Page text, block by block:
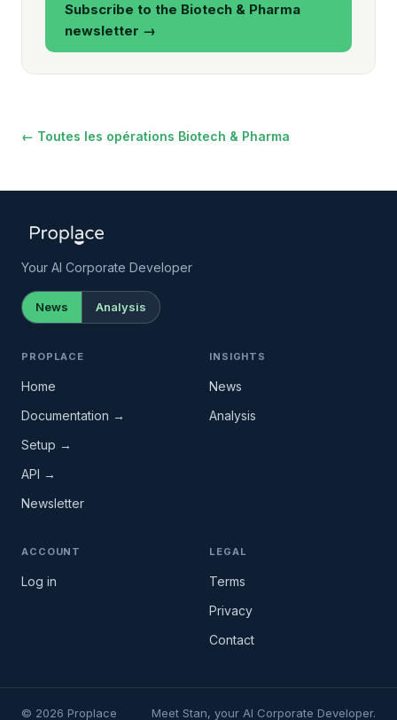
Subscribe to the Biotech & Pharma
newsletter →
← Toutes les opérations Biotech & Pharma
Your AI Corporate Developer
News Analysis
PROPLACE
Home
Documentation →
Setup →
API →
Newsletter
INSIGHTS
News
Analysis
ACCOUNT
Log in
LEGAL
Terms
Privacy
Contact
© 2026 Proplace Meet Stan, your AI Corporate Developer.